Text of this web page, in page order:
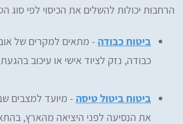
הרחבות יכולות להשלים את הכיסוי לפי סוג
ביטוח כבודה - מתאים למקרים של
כבודה, נזק לציוד אישי או עיכוב
ביטוח ביטול טיסה - מיועד למצבים
את הנסיעה לפני היציאה מהארץ,